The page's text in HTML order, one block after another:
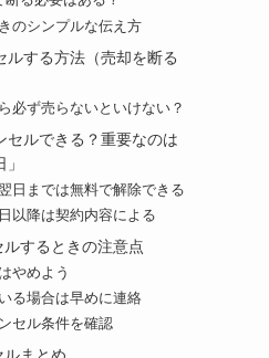
のシンプルな伝え方
ルする方法（売却を断る
必ず売らないといけない？
セルできる？重要なのは
日までは無料で解除できる
以降は契約内容による
するときの注意点
やめよう
る場合は早めに連絡
セル条件を確認